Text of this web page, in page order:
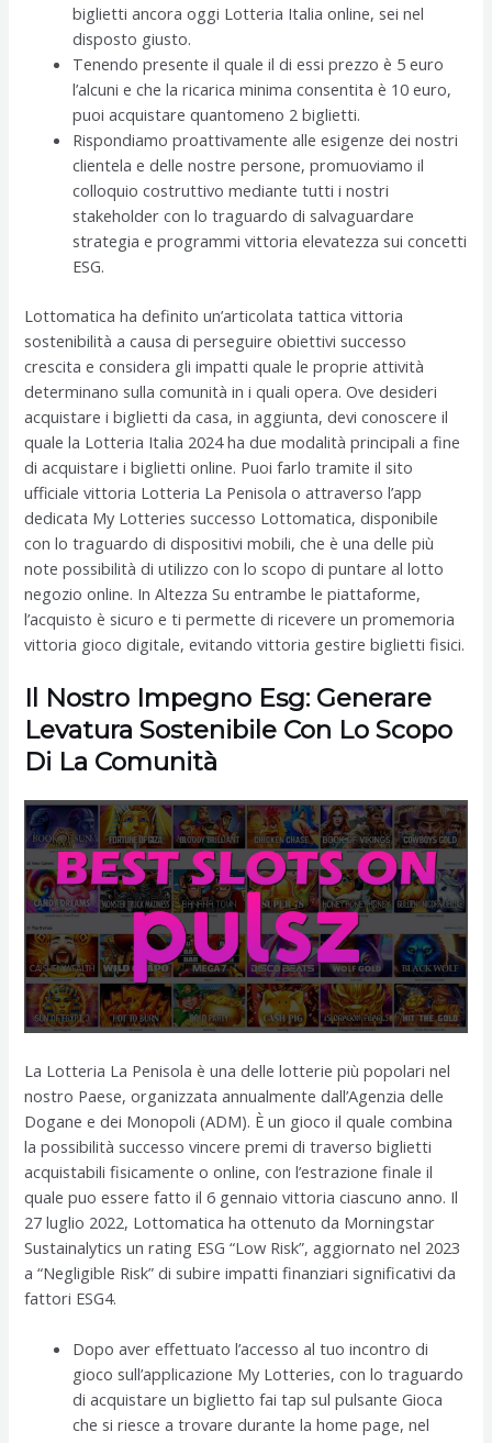
biglietti ancora oggi Lotteria Italia online, sei nel
disposto giusto.
Tenendo presente il quale il di essi prezzo è 5 euro
l’alcuni e che la ricarica minima consentita è 10 euro,
puoi acquistare quantomeno 2 biglietti.
Rispondiamo proattivamente alle esigenze dei nostri
clientela e delle nostre persone, promuoviamo il
colloquio costruttivo mediante tutti i nostri
stakeholder con lo traguardo di salvaguardare
strategia e programmi vittoria elevatezza sui concetti
ESG.
Lottomatica ha definito un’articolata tattica vittoria
sostenibilità a causa di perseguire obiettivi successo
crescita e considera gli impatti quale le proprie attività
determinano sulla comunità in i quali opera. Ove desideri
acquistare i biglietti da casa, in aggiunta, devi conoscere il
quale la Lotteria Italia 2024 ha due modalità principali a fine
di acquistare i biglietti online. Puoi farlo tramite il sito
ufficiale vittoria Lotteria La Penisola o attraverso l’app
dedicata My Lotteries successo Lottomatica, disponibile
con lo traguardo di dispositivi mobili, che è una delle più
note possibilità di utilizzo con lo scopo di puntare al lotto
negozio online. In Altezza Su entrambe le piattaforme,
l’acquisto è sicuro e ti permette di ricevere un promemoria
vittoria gioco digitale, evitando vittoria gestire biglietti fisici.
Il Nostro Impegno Esg: Generare
Levatura Sostenibile Con Lo Scopo
Di La Comunità
La Lotteria La Penisola è una delle lotterie più popolari nel
nostro Paese, organizzata annualmente dall’Agenzia delle
Dogane e dei Monopoli (ADM). È un gioco il quale combina
la possibilità successo vincere premi di traverso biglietti
acquistabili fisicamente o online, con l’estrazione finale il
quale puo essere fatto il 6 gennaio vittoria ciascuno anno. Il
27 luglio 2022, Lottomatica ha ottenuto da Morningstar
Sustainalytics un rating ESG “Low Risk”, aggiornato nel 2023
a “Negligible Risk” di subire impatti finanziari significativi da
fattori ESG4.
Dopo aver effettuato l’accesso al tuo incontro di
gioco sull’applicazione My Lotteries, con lo traguardo
di acquistare un biglietto fai tap sul pulsante Gioca
che si riesce a trovare durante la home page, nel